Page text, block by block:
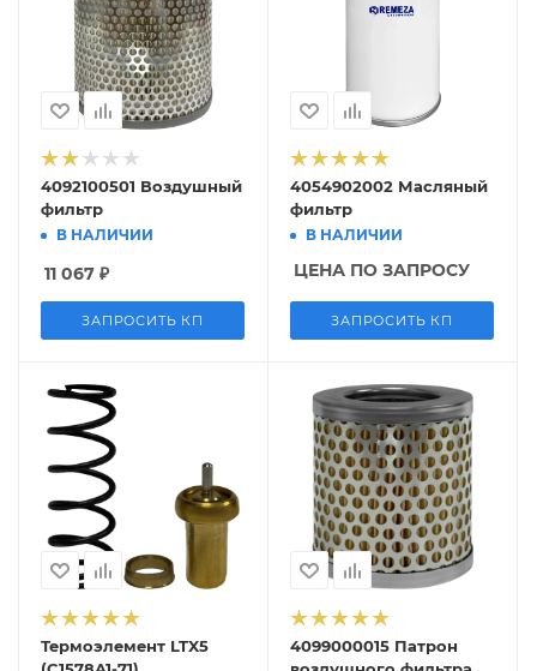
4092100501 Воздушный
фильтр
В НАЛИЧИИ
11 067 ₽
ЗАПРОСИТЬ КП
4054902002 Масляный
фильтр
В НАЛИЧИИ
ЦЕНА ПО ЗАПРОСУ
ЗАПРОСИТЬ КП
Термоэлемент LTX5
4099000015 Патрон